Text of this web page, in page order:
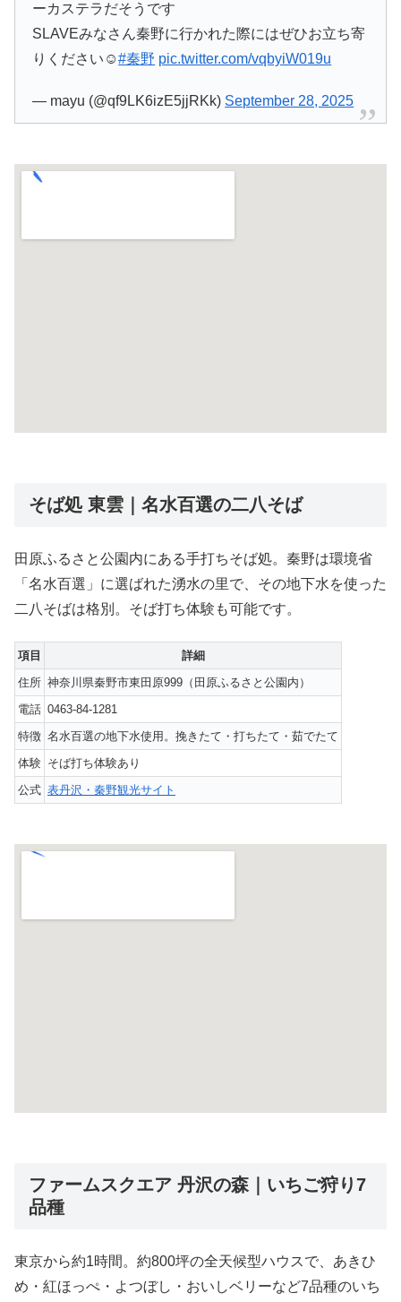
ーカステラだそうです
SLAVEみなさん秦野に行かれた際にはぜひお立ち寄
りください☺️#秦野 pic.twitter.com/vqbyiW019u
— mayu (@qf9LK6izE5jjRKk) September 28, 2025
そば処 東雲｜名水百選の二八そば
田原ふるさと公園内にある手打ちそば処。秦野は環境省
「名水百選」に選ばれた湧水の里で、その地下水を使った
二八そばは格別。そば打ち体験も可能です。
項目
詳細
住所 神奈川県秦野市東田原999（田原ふるさと公園内）
電話 0463-84-1281
特徴 名水百選の地下水使用。挽きたて・打ちたて・茹でたて
体験 そば打ち体験あり
公式 表丹沢・秦野観光サイト
ファームスクエア 丹沢の森｜いちご狩り7
品種
東京から約1時間。約800坪の全天候型ハウスで、あきひ
め・紅ほっぺ・よつぼし・おいしベリーなど7品種のいち